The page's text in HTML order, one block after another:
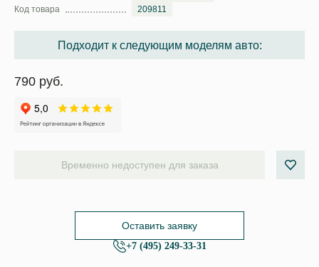
Код товара
209811
Подходит к следующим моделям авто:
790 руб.
Временно недоступен для заказа
Оставить заявку
+7 (495) 249-33-31